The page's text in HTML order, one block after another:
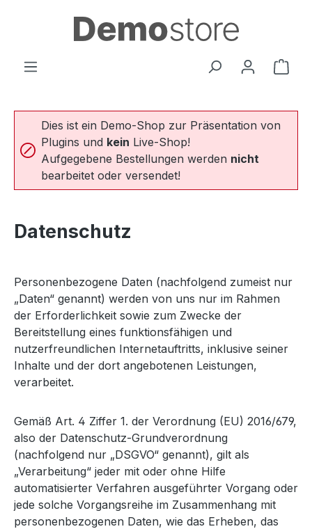
Zum Hauptinhalt springen
Dies ist ein Demo-Shop zur Präsentation von
Plugins und kein Live-Shop!
Aufgegebene Bestellungen werden nicht
bearbeitet oder versendet!
Datenschutz
Personenbezogene Daten (nachfolgend zumeist nur
„Daten“ genannt) werden von uns nur im Rahmen
der Erforderlichkeit sowie zum Zwecke der
Bereitstellung eines funktionsfähigen und
nutzerfreundlichen Internetauftritts, inklusive seiner
Inhalte und der dort angebotenen Leistungen,
verarbeitet.
Gemäß Art. 4 Ziffer 1. der Verordnung (EU) 2016/679,
also der Datenschutz-Grundverordnung
(nachfolgend nur „DSGVO“ genannt), gilt als
„Verarbeitung“ jeder mit oder ohne Hilfe
automatisierter Verfahren ausgeführter Vorgang oder
jede solche Vorgangsreihe im Zusammenhang mit
personenbezogenen Daten, wie das Erheben, das